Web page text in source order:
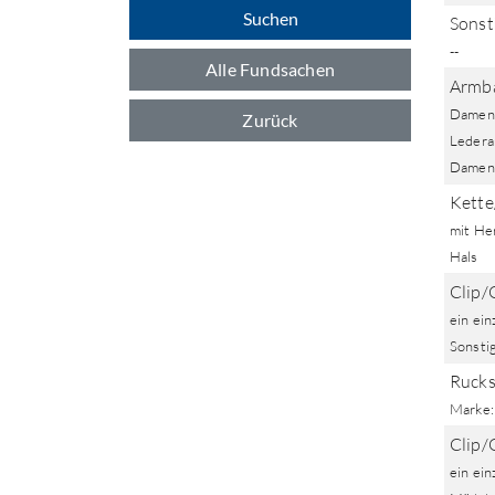
Suchen
Alle Fundsachen
Zurück
--
mit
Hals
Clip/
ein
Clip/
ein